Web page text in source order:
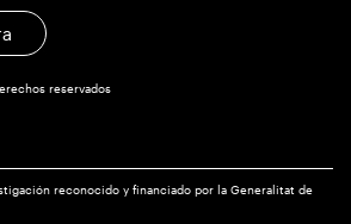
reservados
reconocido y financiado por la Generalitat de